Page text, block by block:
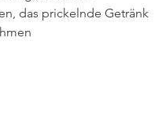
das prickelnde Getränk